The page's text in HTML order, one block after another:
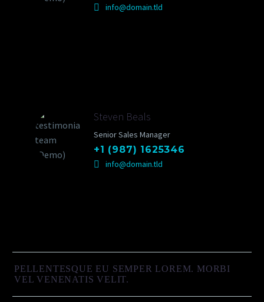
info@domain.tld
Steven Beals
Senior Sales Manager
+1 (987) 1625346
info@domain.tld
PELLENTESQUE EU SEMPER LOREM. MORBI
VEL VENENATIS VELIT.